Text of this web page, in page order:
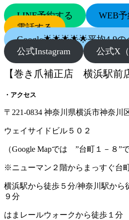
LINE予約する
WEB
電話する
Google🌟🌟🌟🌟🌟平均4.9
公式Instagram
公式X
【巻き爪補正店 横浜駅前
・アクセス
〒221-0834 神奈川県横浜市神奈川
ウェイサイドビル５０２
（Google Mapでは ”台町１－８”
※ニューマン２階からまっすぐ台
横浜駅から徒歩５分/神奈川駅から
９分
はまレールウォークから徒歩１分